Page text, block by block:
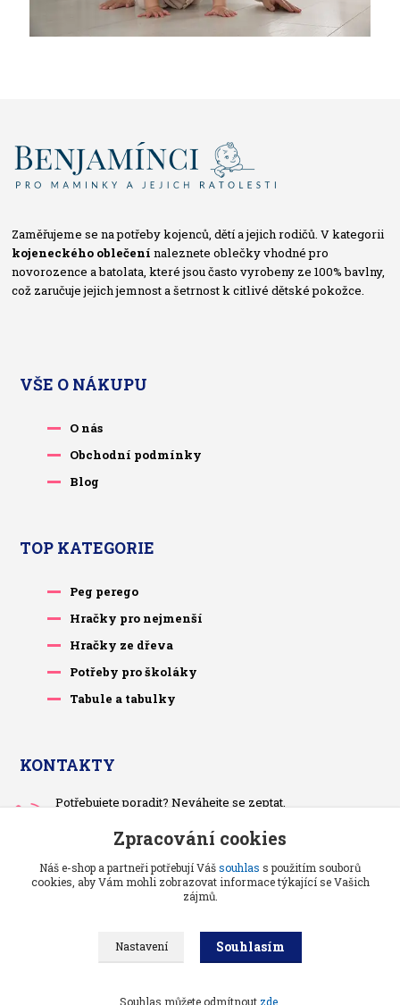
Zaměřujeme se na potřeby kojenců, dětí a jejich rodičů. V kategorii
kojeneckého oblečení naleznete oblečky vhodné pro
novorozence a batolata, které jsou často vyrobeny ze 100% bavlny,
což zaručuje jejich jemnost a šetrnost k citlivé dětské pokožce.
VŠE O NÁKUPU
O nás
Obchodní podmínky
Blog
TOP KATEGORIE
Peg perego
Hračky pro nejmenší
Hračky ze dřeva
Potřeby pro školáky
Tabule a tabulky
KONTAKTY
Potřebujete poradit? Neváhejte se zeptat.
Po-čt, po 13 hodině
pietrasova.p@seznam.cz
Vše pro děti a kojence // Grafika a kódování
Zpracování cookies
Náš e-shop a partneři potřebují Vášsouhlas s použitím souborů
cookies, aby Vám mohli zobrazovat informace týkající se Vašich
zájmů.
Nastavení Souhlasím
Souhlas můžete odmítnout zde